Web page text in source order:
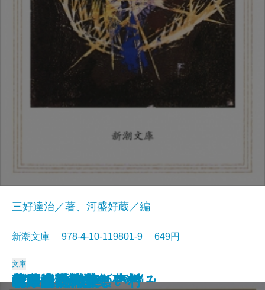
孤独な散歩者の夢想
ゲーテ詩集
脂肪の塊・テリエ館
パルムの僧院〔下〕
巴里の憂鬱
若きウェルテルの悩み
ハイネ詩集
女の一生
パルムの僧院〔上〕
三好達治詩集
三好達治／著、河盛好蔵／編
新潮文庫 978-4-10-119801-9 649円
文庫
バイロン詩集
春琴抄
風立ちぬ・美しい村
ヴィヨンの妻
北原白秋詩集
萩原朔太郎詩集
ヘッセ詩集
春の嵐
椿姫
春